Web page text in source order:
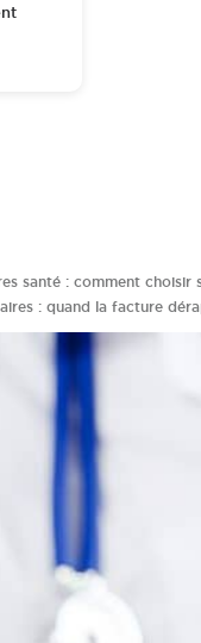
santé : comment choisir
: quand la facture